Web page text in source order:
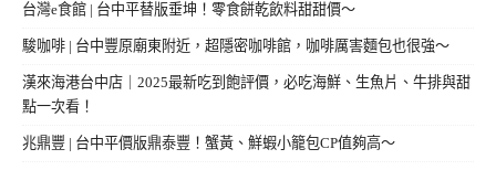
台灣e食館 | 台中平替版垂坤！零食餅乾飲料甜甜價～
駿咖啡 | 台中豐原廟東附近，超隱密咖啡館，咖啡厲害麵包也很強～
漢來海港台中店｜2025最新吃到飽評價，必吃海鮮、生魚片、牛排與甜
點一次看！
兆鼎豐 | 台中平價版鼎泰豐！蟹黃、鮮蝦小籠包CP值夠高～